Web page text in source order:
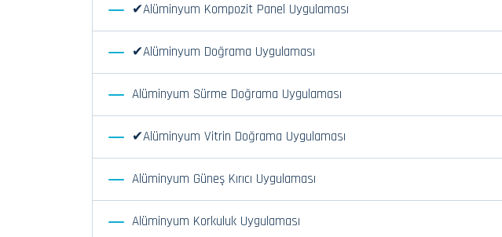
✔Alüminyum Kompozit Panel Uygulaması
✔Alüminyum Doğrama Uygulaması
Alüminyum Sürme Doğrama Uygulaması
✔Alüminyum Vitrin Doğrama Uygulaması
Alüminyum Güneş Kırıcı Uygulaması
Alüminyum Korkuluk Uygulaması